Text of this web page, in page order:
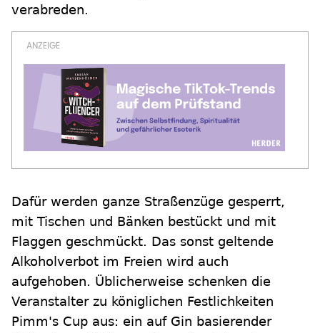
verabreden.
Dafür werden ganze Straßenzüge gesperrt,
mit Tischen und Bänken bestückt und mit
Flaggen geschmückt. Das sonst geltende
Alkoholverbot im Freien wird auch
aufgehoben. Üblicherweise schenken die
Veranstalter zu königlichen Festlichkeiten
Pimm's Cup aus: ein auf Gin basierender